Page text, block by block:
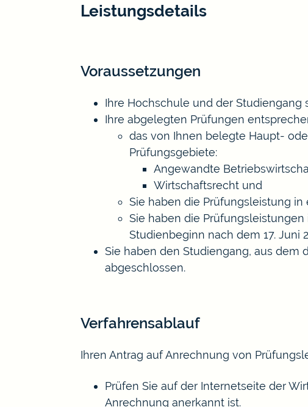
Leistungsdetails
Voraussetzungen
Ihre Hochschule und der
Ihre abgelegten Prüfungen
das von Ihnen belegte Haupt-
Prüfungsgebiete:
Angewandte
Wirtschaftsrecht und
Sie haben die Prüfungsleistung
Sie haben die
Studienbeginn nach dem 17.
Sie haben den Studiengang, aus
abgeschlossen.
Verfahrensablauf
Ihren Antrag auf Anrechnung von
Prüfen Sie auf der Internetseite der
Anrechnung anerkannt ist.